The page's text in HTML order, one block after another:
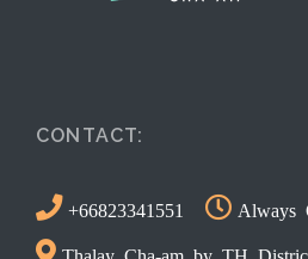
CONTACT:
+66823341551 Always
Thalay Cha-am by TH